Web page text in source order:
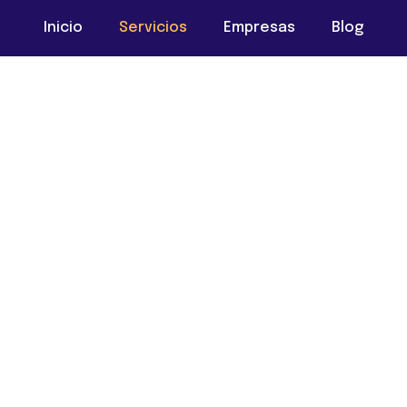
Inicio Servicios Empresas Blog